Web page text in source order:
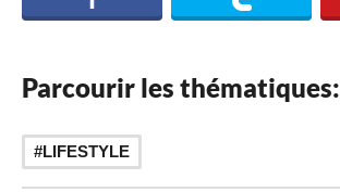
Parcourir les thématiques:
LIFESTYLE